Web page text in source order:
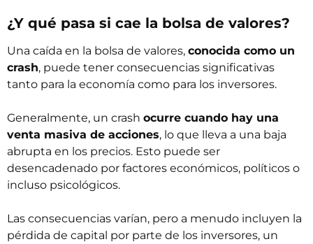
¿Y qué pasa si cae la bolsa de valores?
Una caída en la bolsa de valores, conocida como un
crash, puede tener consecuencias significativas
tanto para la economía como para los inversores.
Generalmente, un  crash ocurre cuando hay una
venta masiva de acciones, lo que lleva a una baja
abrupta en los precios. Esto puede ser
desencadenado por factores económicos, políticos o
incluso psicológicos.
Las consecuencias varían, pero a menudo incluyen la
pérdida de capital por parte de los inversores, un